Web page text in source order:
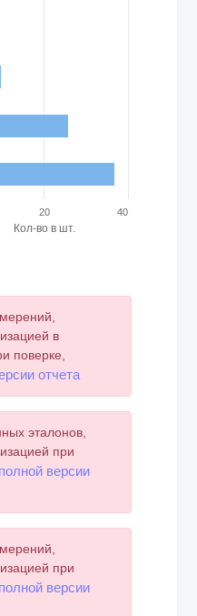
Кол-во в шт.
20 40
в
поверке,
отчета
эталонов,
при
полной версии
при
полной версии